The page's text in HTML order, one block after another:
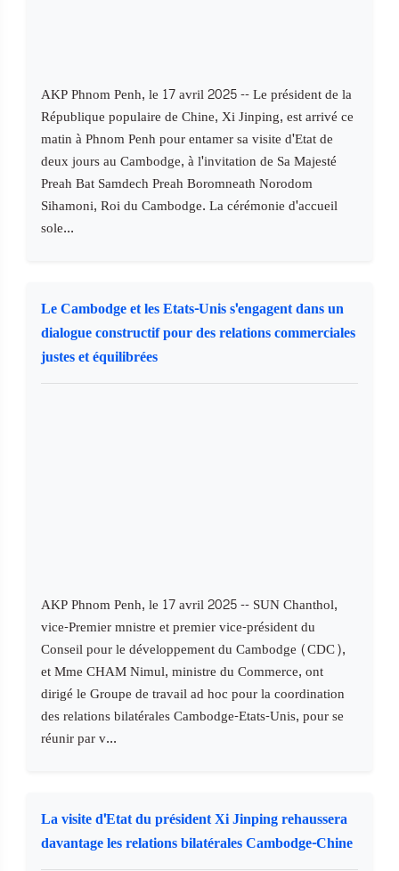
AKP Phnom Penh, le 17 avril 2025 -- Le président de la
République populaire de Chine, Xi Jinping, est arrivé ce
matin à Phnom Penh pour entamer sa visite d'Etat de
deux jours au Cambodge, à l'invitation de Sa Majesté
Preah Bat Samdech Preah Boromneath Norodom
Sihamoni, Roi du Cambodge. La cérémonie d'accueil
sole...
Le Cambodge et les Etats-Unis s'engagent dans un
dialogue constructif pour des relations commerciales
justes et équilibrées
AKP Phnom Penh, le 17 avril 2025 -- SUN Chanthol,
vice-Premier mnistre et premier vice-président du
Conseil pour le développement du Cambodge (CDC),
et Mme CHAM Nimul, ministre du Commerce, ont
dirigé le Groupe de travail ad hoc pour la coordination
des relations bilatérales Cambodge-Etats-Unis, pour se
réunir par v...
La visite d'Etat du président Xi Jinping rehaussera
davantage les relations bilatérales Cambodge-Chine